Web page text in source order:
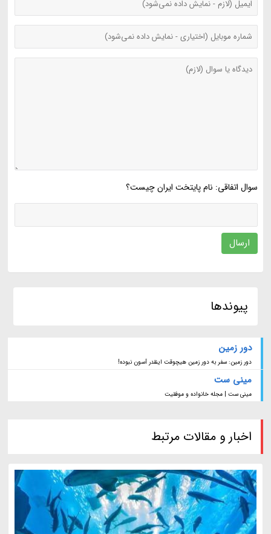
سوال اتفاقی: نام پایتخت ایران چیست؟
ارسال
پیوندها
دور زمین
دور زمین: سفر به دور زمین هیچوقت اینقدر آسون نبوده!
مینی ست
مینی ست | مجله خانواده و موفقیت
اخبار و مقالات مرتبط